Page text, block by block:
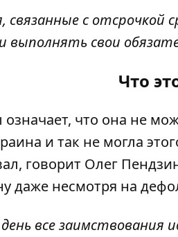
с отсрочкой
свои
Что
что она не
и так не могла
говорит Олег
даже несмотря на
все заимствования